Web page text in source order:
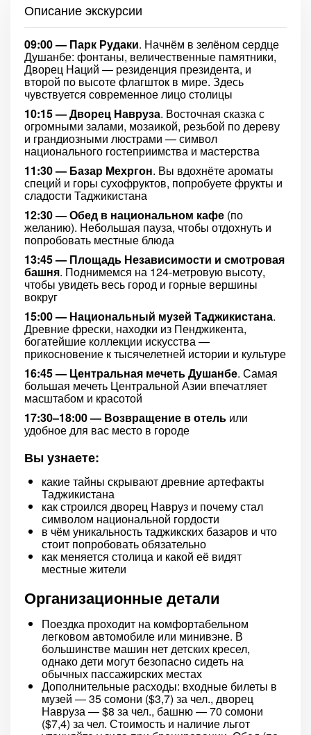
Описание экскурсии
09:00 — Парк Рудаки. Начнём в зелёном сердце
Душанбе: фонтаны, величественные памятники,
Дворец Наций — резиденция президента, и
второй по высоте флагшток в мире. Здесь
чувствуется современное лицо столицы
10:15 — Дворец Навруза. Восточная сказка с
огромными залами, мозаикой, резьбой по дереву
и грандиозными люстрами — символ
национального гостеприимства и мастерства
11:30 — Базар Мехргон. Вы вдохнёте ароматы
специй и горы сухофруктов, попробуете фрукты и
сладости Таджикистана
12:30 — Обед в национальном кафе (по
желанию). Небольшая пауза, чтобы отдохнуть и
попробовать местные блюда
13:45 — Площадь Независимости и смотровая
башня. Поднимемся на 124-метровую высоту,
чтобы увидеть весь город и горные вершины
вокруг
15:00 — Национальный музей Таджикистана.
Древние фрески, находки из Пенджикента,
богатейшие коллекции искусства —
прикосновение к тысячелетней истории и культуре
16:45 — Центральная мечеть Душанбе. Самая
большая мечеть Центральной Азии впечатляет
масштабом и красотой
17:30–18:00 — Возвращение в отель или
удобное для вас место в городе
Вы узнаете:
какие тайны скрывают древние артефакты
Таджикистана
как строился дворец Навруз и почему стал
символом национальной гордости
в чём уникальность таджикских базаров и что
стоит попробовать обязательно
как меняется столица и какой её видят
местные жители
Организационные детали
Поездка проходит на комфортабельном
легковом автомобиле или минивэне. В
большинстве машин нет детских кресел,
однако дети могут безопасно сидеть на
обычных пассажирских местах
Дополнительные расходы: входные билеты в
музей — 35 сомони ($3,7) за чел., дворец
Навруза — $8 за чел., башню — 70 сомони
($7,4) за чел. Стоимость и наличие льгот